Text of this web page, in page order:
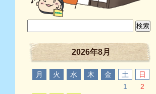
2026年8月
月 火 水 木 金 土 日
1
2